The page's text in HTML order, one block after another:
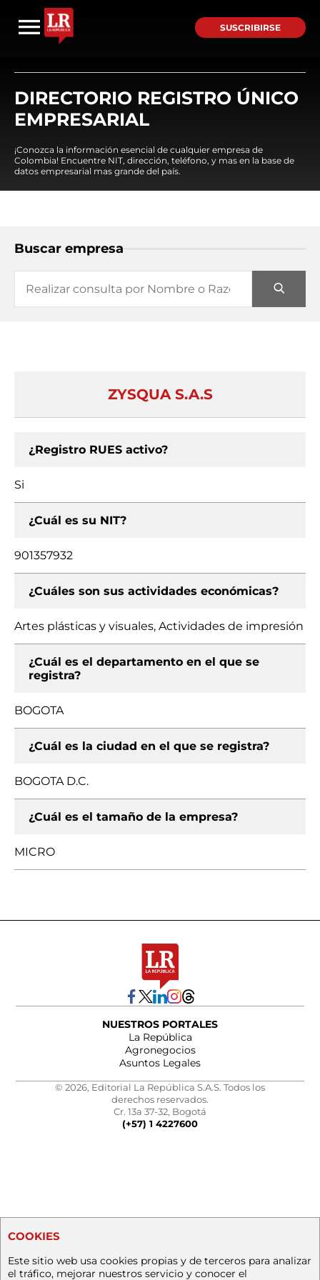
SUSCRIBIRSE
DIRECTORIO REGISTRO ÚNICO
EMPRESARIAL
¡Conozca la información esencial de cualquier empresa de
Colombia! Encuentre NIT, dirección, teléfono, y mas en la base de
datos empresarial mas grande del país.
Buscar empresa
ZYSQUA S.A.S
¿Registro RUES activo?
Si
¿Cuál es su NIT?
901357932
¿Cuáles son sus actividades económicas?
Artes plásticas y visuales, Actividades de impresión
¿Cuál es el departamento en el que se
registra?
BOGOTA
¿Cuál es la ciudad en el que se registra?
BOGOTA D.C.
¿Cuál es el tamaño de la empresa?
MICRO
NUESTROS PORTALES
La República
Agronegocios
Asuntos Legales
© 2026, Editorial La República S.A.S. Todos los
derechos reservados.
Cr. 13a 37-32, Bogotá
(+57) 1 4227600
COOKIES
Este sitio web usa cookies propias y de terceros para analizar
el tráfico, mejorar nuestros servicio y conocer el